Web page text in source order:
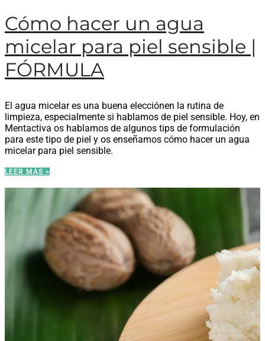
Cómo hacer un agua
micelar para piel sensible |
FÓRMULA
El agua micelar es una buena elecciónen la rutina de
limpieza, especialmente si hablamos de piel sensible. Hoy, en
Mentactiva os hablamos de algunos tips de formulación
para este tipo de piel y os enseñamos cómo hacer un agua
micelar para piel sensible.
LEER MÁS >